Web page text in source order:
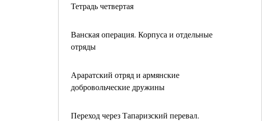
Тетрадь четвертая
Ванская операция. Корпуса и отдельные
отряды
Араратский отряд и армянские
добровольческие дружины
Переход через Тапаризский перевал.